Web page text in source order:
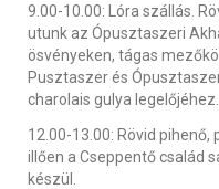
9.00-10.00: Lóra szállás.
utunk az Ópusztaszeri
ösvényeken, tágas
Pusztaszer és
charolais gulya legelőjéhez.
12.00-13.00: Rövid
illően a Cseppentő család
készül.